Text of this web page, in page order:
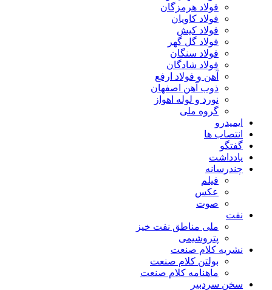
فولاد هرمزگان
فولاد کاویان
فولاد کیش
فولاد گل گهر
فولاد سنگان
فولاد شادگان
آهن و فولاد ارفع
ذوب آهن اصفهان
نورد و لوله اهواز
گروه ملی
ایمیدرو
انتصاب ها
گفتگو
یادداشت
چندرسانه
فیلم
عکس
صوت
نفت
ملی مناطق نفت خیز
پتروشیمی
نشریه کلام صنعت
بولتن کلام صنعت
ماهنامه کلام صنعت
سخن سردبیر